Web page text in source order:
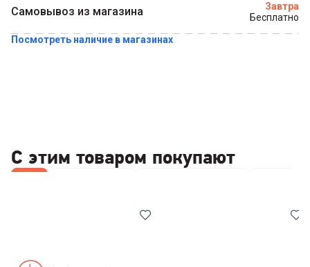
Самовывоз из магазина
Завтра
Бесплатно
Посмотреть наличие в магазинах
С этим товаром покупают